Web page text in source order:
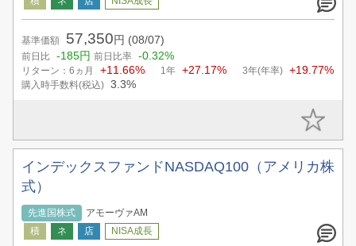
基準価額 57,350 円 (08/07)
前日比 -185円 前日比率 -0.32%
リターン：6ヵ月 +11.66% 1年 +27.17% 3年(年率) +19.77%
購入時手数料(税込) 3.3%
インデックスファンドNASDAQ100（アメリカ株
式）
先進国株式 アモーヴァAM